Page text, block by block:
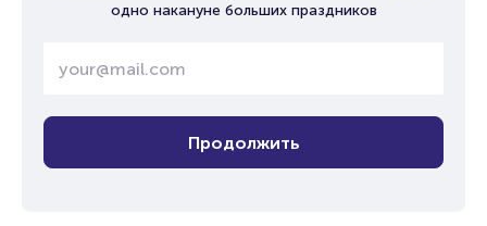
одно накануне больших праздников
Продолжить